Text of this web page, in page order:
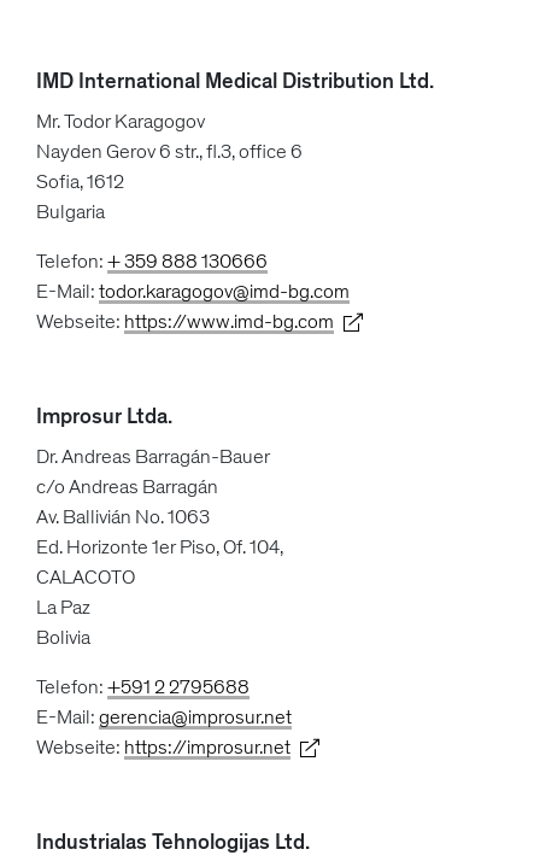
IMD International Medical Distribution Ltd.
Mr. Todor Karagogov
Nayden Gerov 6 str., fl.3, office 6
Sofia, 1612
Bulgaria
Telefon:+ 359 888 130666
E-Mail:todor.karagogov@imd-bg.com
Webseite: https://www.imd-bg.com
Improsur Ltda.
Dr. Andreas Barragán-Bauer
c/o Andreas Barragán
Av. Ballivián No. 1063
Ed. Horizonte 1er Piso, Of. 104,
CALACOTO
La Paz
Bolivia
Telefon:+591 2 2795688
E-Mail:gerencia@improsur.net
Webseite: https://improsur.net
Industrialas Tehnologijas Ltd.